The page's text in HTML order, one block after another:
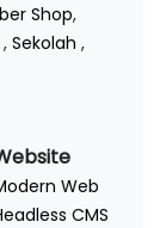
Shop,
, Sekolah ,
Web
CMS